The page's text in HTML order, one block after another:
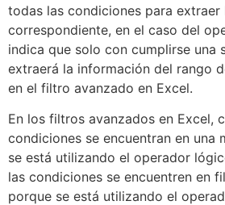
todas las condiciones para
correspondiente, en el caso del
indica que solo con cumplirse una
extraerá la información del rango
en el filtro avanzado en Excel.
En los filtros avanzados en Excel,
condiciones se encuentran en una
se está utilizando el operador
las condiciones se encuentren en
porque se está utilizando el